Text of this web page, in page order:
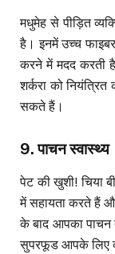
मधुमेह से पीड़ित
है। इनमें उच्च फाइबर
करने में मदद करती
शर्करा को
सकते हैं।
9.पाचन स्वास्थ्य
पेट की खुशी! चिया
में सहायता करते हैं
के बाद आपका पाचन
सुपरफूड आपके लिए